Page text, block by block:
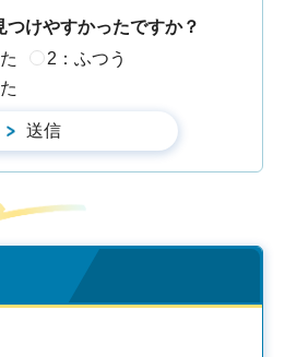
つけやすかったですか？
2：ふつう